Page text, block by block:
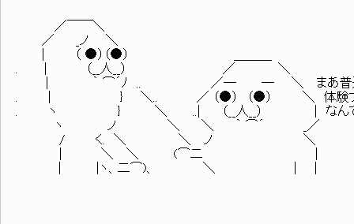
／￣￣＼
／ _ノ ＼
| （ ●）（●） ＿＿＿
. | （__人__） ／ ＼
| ｀ ⌒´ﾉ .. ／─ ─ ＼ まあ普通に
. | } ＼.. ／ （●） （●） ＼ 体験ブース
. ヽ } ＼ ..| （__人__） | なんで
ヽ ノ ＼ ＼ ｀ ⌒´ _／
/ く. ＼ ＼ ノ ＼
| ＼ ＼ (⌒二 |
| |ヽ、二⌒)、 ＼ ｜ |